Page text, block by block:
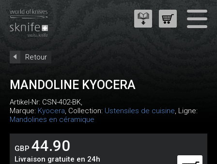
Retour
MANDOLINE KYOCERA
Artikel-Nr: CSN-402-BK,
Marque: Kyocera, Collection: Ustensiles de cuisine, Ligne:
Mandolines en céramique
GBP 44.90
Livraison gratuite en 24h